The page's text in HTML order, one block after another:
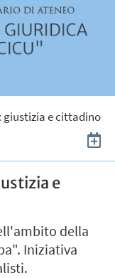
e cittadino
e
della
Iniziativa